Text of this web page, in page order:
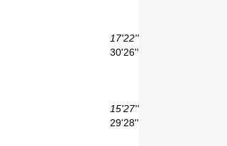
17'22''
30'26''
15'27''
29'28''